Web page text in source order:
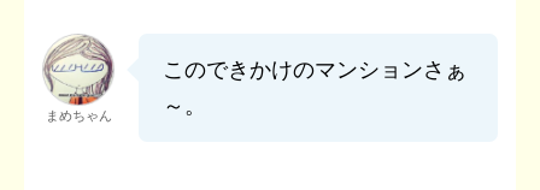
まめちゃん
このできかけのマンションさぁ
～。